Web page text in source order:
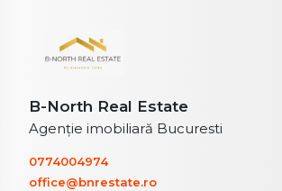
B-North Real Estate
Agenție imobiliară Bucuresti
0774004974
office@bnrestate.ro